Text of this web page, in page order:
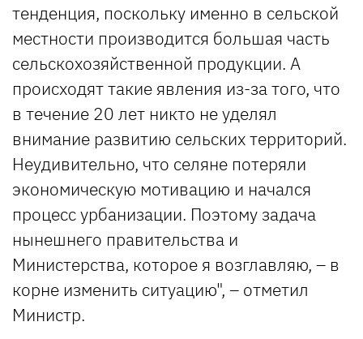
тенденция, поскольку именно в сельской
местности производится большая часть
сельскохозяйственной продукции. А
происходят такие явления из-за того, что
в течение 20 лет никто не уделял
внимание развитию сельских территорий.
Неудивительно, что селяне потеряли
экономическую мотивацию и начался
процесс урбанизации. Поэтому задача
нынешнего правительства и
Министерства, которое я возглавляю, – в
корне изменить ситуацию", – отметил
Министр.